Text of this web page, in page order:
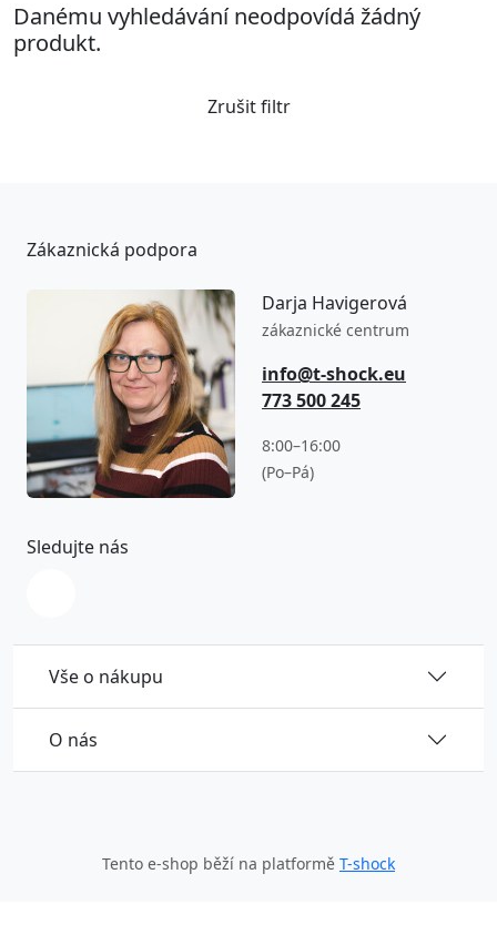
Danému vyhledávání neodpovídá žádný
produkt.
Zrušit filtr
Vše o nákupu
O nás
Zákaznická podpora
Darja Havigerová
zákaznické centrum
info@t-shock.eu
773 500 245
8:00–16:00
(Po–Pá)
Sledujte nás
Tento e-shop běží na platformě T-shock